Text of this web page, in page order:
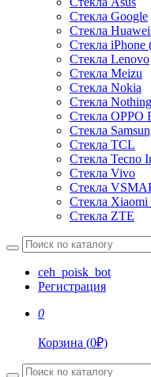
Стекла Google
Стекла
Стекла iPhone
Стекла Lenovo
Стекла Meizu
Стекла Nokia
Стекла Nothing
Стекла OPPO
Стекла
Стекла TCL
Стекла Tecno
Стекла Vivo
Стекла
Стекла Xiaomi
Стекла ZTE
ceh_poisk_bot
Регистрация
0
Корзина (0₽)